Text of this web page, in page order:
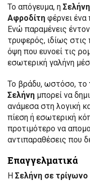
Το απόγευμα, η
Αφροδίτη φέρνει
Ενώ παραμένεις
τρυφερός, ιδίως στις
όψη που ευνοεί τις
εσωτερική γαλήνη
Το βράδυ, ωστόσο, το
Σελήνη μπορεί να
ανάμεσα στη λογική
πίεση ή εσωτερική
προτιμότερο να
αντιπαραθέσεις που
Επαγγελματικά
Η Σελήνη σε